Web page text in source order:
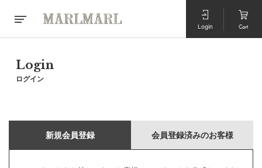
Login Cart
Login
ログイン
新規会員登録 会員登録済みのお客様